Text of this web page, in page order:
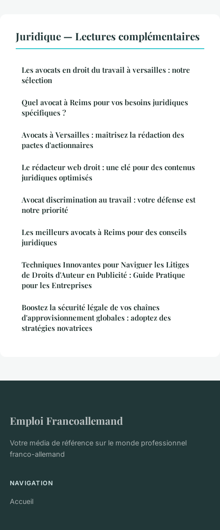
Juridique — Lectures complémentaires
Les avocats en droit du travail à versailles : notre
sélection
Quel avocat à Reims pour vos besoins juridiques
spécifiques ?
Avocats à Versailles : maîtrisez la rédaction des
pactes d'actionnaires
Le rédacteur web droit : une clé pour des contenus
juridiques optimisés
Avocat discrimination au travail : votre défense est
notre priorité
Les meilleurs avocats à Reims pour des conseils
juridiques
Techniques Innovantes pour Naviguer les Litiges
de Droits d'Auteur en Publicité : Guide Pratique
pour les Entreprises
Boostez la sécurité légale de vos chaînes
d'approvisionnement globales : adoptez des
stratégies novatrices
Emploi Francoallemand
Votre média de référence sur le monde professionnel
franco-allemand
NAVIGATION
Accueil